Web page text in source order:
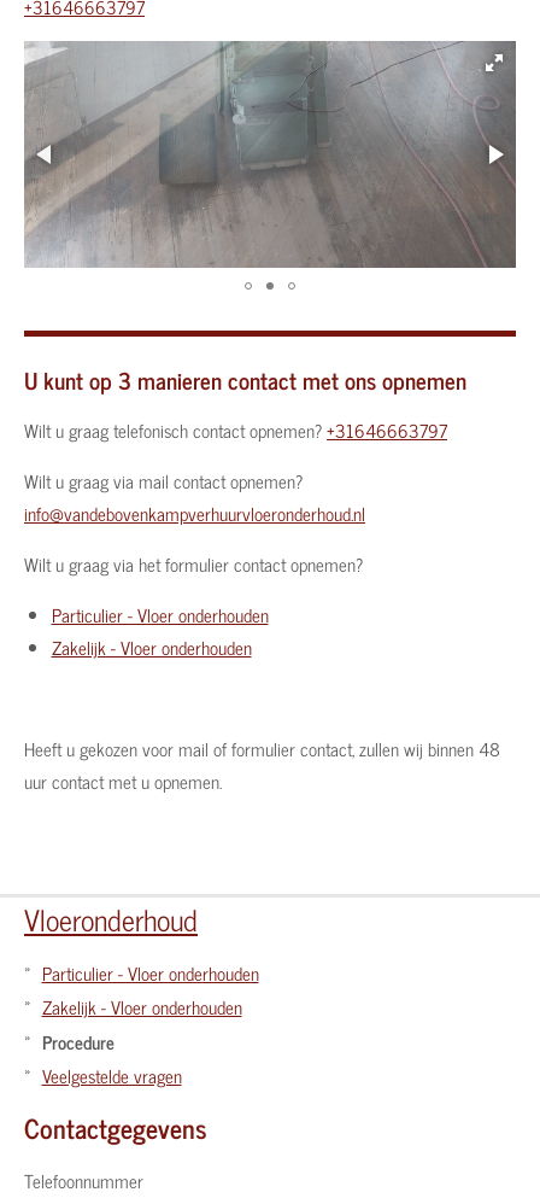
+31646663797
U kunt op 3 manieren contact met ons opnemen
Wilt u graag telefonisch contact opnemen?+31646663797
Wilt u graag via mail contact opnemen?
info@vandebovenkampverhuurvloeronderhoud.nl
Wilt u graag via het formulier contact opnemen?
Particulier - Vloer onderhouden
Zakelijk - Vloer onderhouden
Heeft u gekozen voor mail of formulier contact, zullen wij binnen 48
uur contact met u opnemen.
Vloeronderhoud
Particulier - Vloer onderhouden
Zakelijk - Vloer onderhouden
Procedure
Veelgestelde vragen
Contactgegevens
Telefoonnummer